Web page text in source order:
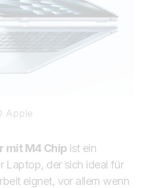
Apple
mit M4 Chipist ein
Laptop, der sich ideal für
eignet, vor allem wenn